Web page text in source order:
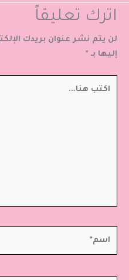
اترك تعليقاً
لن يتم نشر عنوان بريدك
إليها بـ *